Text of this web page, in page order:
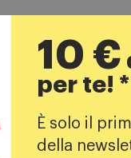
simili
10 €
per te! *
È solo il
della